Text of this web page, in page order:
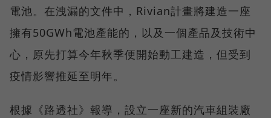
電池。在洩漏的文件中，Rivian計畫將建造一座
擁有50GWh電池產能的，以及一個產品及技術中
心，原先打算今年秋季便開始動工建造，但受到
疫情影響推延至明年。
根據《路透社》報導，設立一座新的汽車組裝廠